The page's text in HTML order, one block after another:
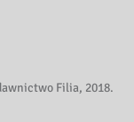
Filia, 2018.